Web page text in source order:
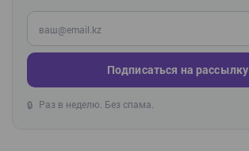
Введите ваш e-mail
Подписаться на рассылку
🔒 Раз в неделю. Без спама.